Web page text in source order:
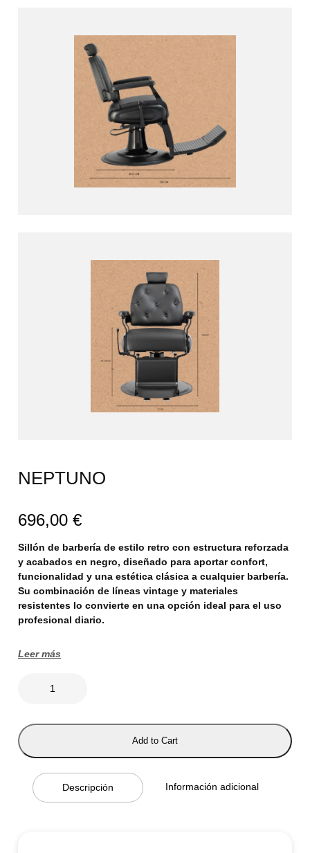
NEPTUNO
696,00 €
Sillón de barbería de estilo retro con estructura reforzada
y acabados en negro, diseñado para aportar confort,
funcionalidad y una estética clásica a cualquier barbería.
Su combinación de líneas vintage y materiales
resistentes lo convierte en una opción ideal para el uso
profesional diario.
Leer más
N
O
c
Add to Cart
Descripción Información adicional